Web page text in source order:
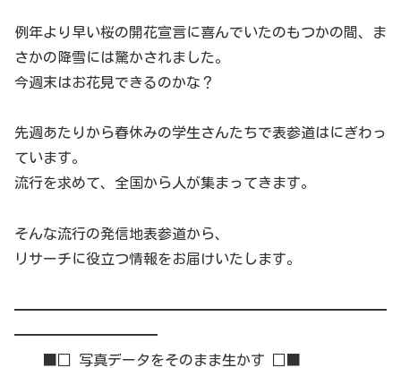
例年より早い桜の開花宣言に喜んでいたのもつかの間、ま
さかの降雪には驚かされました。
今週末はお花見できるのかな？
先週あたりから春休みの学生さんたちで表参道はにぎわっ
ています。
流行を求めて、全国から人が集まってきます。
そんな流行の発信地表参道から、
リサーチに役立つ情報をお届けいたします。
━━━━━━━━━━━━━━━━━━━━━━━━━━
━━━━━━━━━━
■□ 写真データをそのまま生かす □■